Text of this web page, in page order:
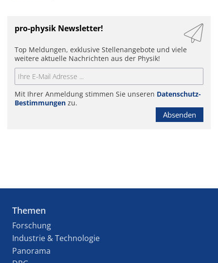
pro-physik Newsletter!
Top Meldungen, exklusive Stellenangebote und viele
weitere aktuelle Nachrichten aus der Physik!
Mit Ihrer Anmeldung stimmen Sie unseren Datenschutz-
Bestimmungen zu.
Absenden
Themen
Forschung
Industrie & Technologie
Panorama